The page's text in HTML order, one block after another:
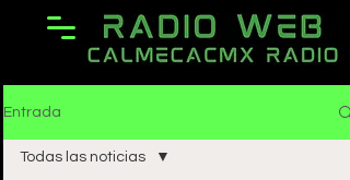
Entrada
Todas las noticias